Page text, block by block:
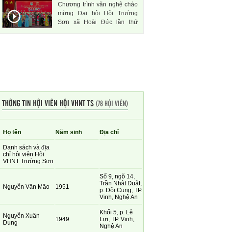
Chương trình văn nghệ chào
mừng Đại hội Hội Trường
Sơn xã Hoài Đức lần thứ
THÔNG TIN HỘI VIÊN HỘI VHNT TS(78 HỘI VIÊN)
Họ tên Năm sinh Địa chỉ
Danh sách và địa
chỉ hội viên Hội
VHNT Trường Sơn
Nguyễn Văn Mão 1951
Số 9, ngõ 14,
Trần Nhật Duật,
p. Đội Cung, TP.
Vinh, Nghệ An
Nguyễn Xuân
Dung
1949
Khối 5, p. Lê
Lợi, TP. Vinh,
Nghệ An